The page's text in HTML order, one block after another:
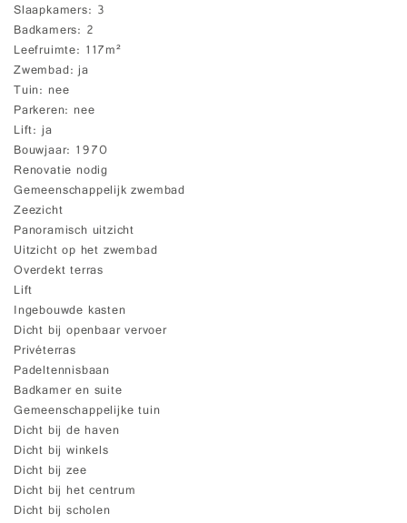
Slaapkamers 3
Badkamers 2
Leefruimte 117m²
Zwembad ja
Tuin nee
Parkeren nee
Lift ja
Bouwjaar 1970
Renovatie nodig
Gemeenschappelijk zwembad
Zeezicht
Panoramisch uitzicht
Uitzicht op het zwembad
Overdekt terras
Lift
Ingebouwde kasten
Dicht bij openbaar vervoer
Privéterras
Padeltennisbaan
Badkamer en suite
Gemeenschappelijke tuin
Dicht bij de haven
Dicht bij winkels
Dicht bij zee
Dicht bij het centrum
Dicht bij scholen